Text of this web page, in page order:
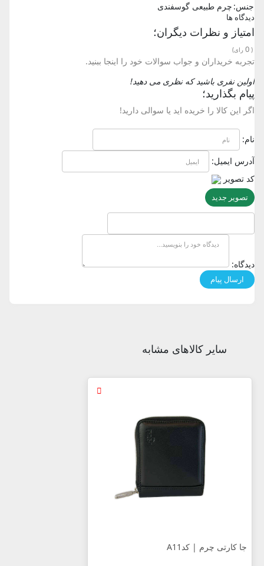
جنس: چرم طبیعی گوسفندی
دیدگاه ها
امتیاز و نظرات دیگران؛
(
0 رای)
تجربه خریداران و جواب سوالات خود را اینجا ببنید.
اولین نفری باشید که نظری می دهید!
پیام بگذارید؛
اگر این کالا را خریده اید یا سوالی دارید!
نام:
آدرس ایمیل:
کد تصویر
تصویر جدید
دیدگاه:
سایر کالاهای مشابه
جا کارتی چرم | کدA11